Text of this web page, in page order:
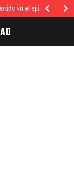
en el epicentro…